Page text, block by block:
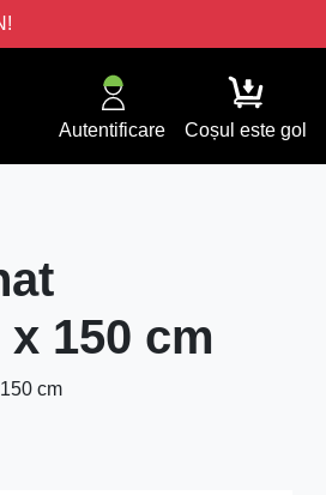
Autentificare
Coșul este gol
150 cm
cm